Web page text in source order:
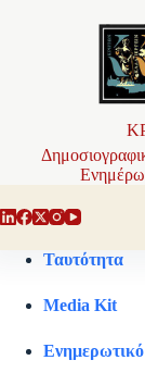
Ταυτότητα
Media Kit
Ενημερωτικό